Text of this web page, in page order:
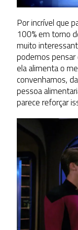
Por incrível que
100% em torno
muito
podemos
ela alimenta o
convenhamos,
pessoa
parece reforçar